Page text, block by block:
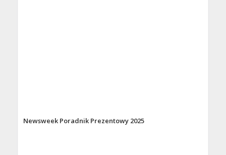
Newsweek Poradnik Prezentowy 2025